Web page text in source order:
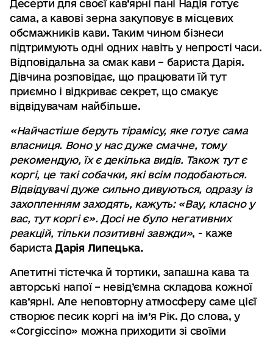
Десерти для своєї кав’ярні пані Надія готує
сама, а кавові зерна закуповує в місцевих
обсмажників кави. Таким чином бізнеси
підтримують одні одних навіть у непрості часи.
Відповідальна за смак кави – бариста Дарія.
Дівчина розповідає, що працювати їй тут
приємно і відкриває секрет, що смакує
відвідувачам найбільше.
«Найчастіше беруть тірамісу, яке готує сама
власниця. Воно у нас дуже смачне, тому
рекомендую, їх є декілька видів. Також тут є
коргі, це такі собачки, які всім подобаються.
Відвідувачі дуже сильно дивуються, одразу із
захопленням заходять, кажуть: «Вау, класно у
вас, тут коргі є». Досі не було негативних
реакцій, тільки позитивні завжди», - каже
баристаДарія Липецька.
Апетитні тістечка й тортики, запашна кава та
авторські напої – невід’ємна складова кожної
кав’ярні. Але неповторну атмосферу саме цієї
створює песик коргі на ім’я Рік. До слова, у
«Corgiccino» можна приходити зі своїми